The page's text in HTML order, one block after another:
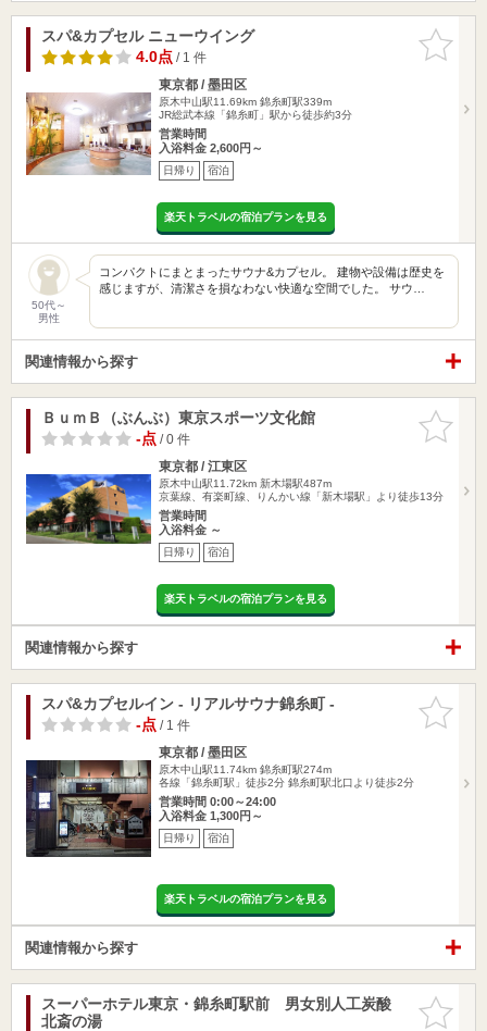
お気に入
りに追加
スパ&カプセル ニューウイング
4.0点/ 1 件
東京都 / 墨田区
原木中山駅11.69km 錦糸町駅339m
JR総武本線「錦糸町」駅から徒歩約3分
営業時間
入浴料金 2,600円～
日帰り 宿泊
楽天トラベルの宿泊プランを見る
50代～
男性
コンパクトにまとまったサウナ&カプセル。 建物や設備は歴史を
感じますが、清潔さを損なわない快適な空間でした。 サウ…
関連情報から探す
お気に入
りに追加
ＢｕｍＢ（ぶんぶ）東京スポーツ文化館
-点/ 0 件
東京都 / 江東区
原木中山駅11.72km 新木場駅487m
京葉線、有楽町線、りんかい線「新木場駅」より徒歩13分
営業時間
入浴料金 ～
日帰り 宿泊
楽天トラベルの宿泊プランを見る
関連情報から探す
お気に入
りに追加
スパ&カプセルイン - リアルサウナ錦糸町 -
-点/ 1 件
東京都 / 墨田区
原木中山駅11.74km 錦糸町駅274m
各線「錦糸町駅」徒歩2分 錦糸町駅北口より徒歩2分
営業時間 0:00～24:00
入浴料金 1,300円～
日帰り 宿泊
楽天トラベルの宿泊プランを見る
関連情報から探す
お気に入
りに追加
スーパーホテル東京・錦糸町駅前 男女別人工炭酸
北斎の湯